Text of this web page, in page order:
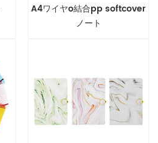
A4ワイヤo結合pp softcover
ノート